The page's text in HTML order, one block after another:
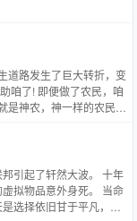
道路发生了巨大转折，变
咱了! 即便做了农民，咱
神农，神一样的农民！
引起了轩然大波。 十年
拟物品意外身死。 当命
选择依旧甘于平凡，随